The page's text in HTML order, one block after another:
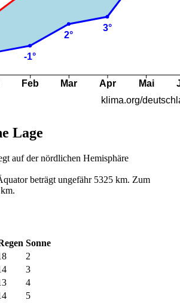
Lage
auf der nördlichen Hemisphäre
beträgt ungefähr 5325 km. Zum
Sonne
2
3
4
5